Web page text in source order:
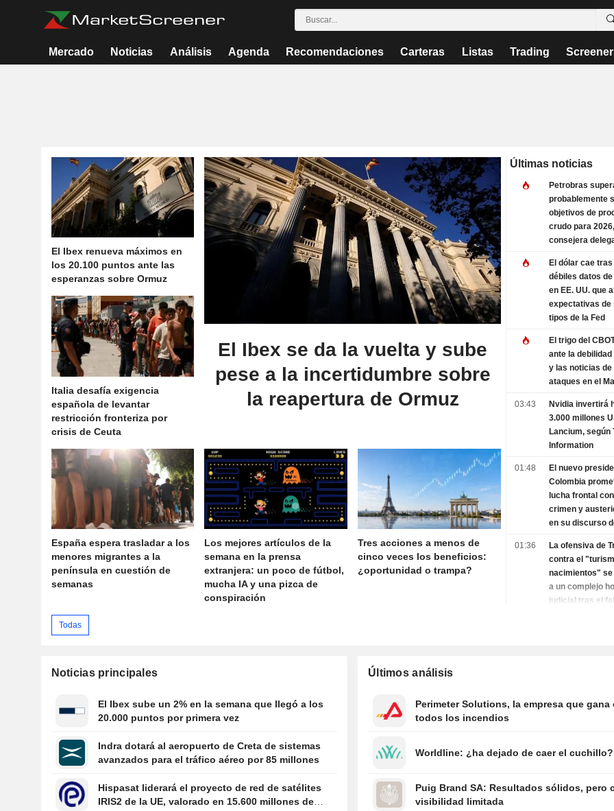
Mercado Noticias Análisis Agenda Recomendaciones Carteras Listas Trading
El Ibex renueva máximos en
los 20.100 puntos ante las
esperanzas sobre Ormuz
Italia desafía exigencia
española de levantar
restricción fronteriza por
crisis de Ceuta
El Ibex se da la vuelta y sube
pese a la incertidumbre sobre
la reapertura de Ormuz
España espera trasladar a los
menores migrantes a la
península en cuestión de
semanas
Los mejores artículos de la
semana en la prensa
extranjera: un poco de fútbol,
mucha IA y una pizca de
conspiración
Tres acciones a menos de
cinco veces los beneficios:
¿oportunidad o trampa?
Últimas noticias
Petrobras
probablemente
objetivos de
crudo para
consejera
El dólar cae tras
débiles datos
en EE. UU. que
expectativas de
tipos de la Fed
El trigo del
ante la
y las noticias de
ataques en el
03:43
Nvidia invertirá
3.000 millones
Lancium, según
Information
01:48
El nuevo
Colombia
lucha frontal
crimen y
en su discurso
01:36
La ofensiva de
contra el
nacimientos"
a un complejo
judicial tras el
permanecerá
00:04
United Utilities
Todas
Noticias principales
El Ibex sube un 2% en la semana que llegó a los
20.000 puntos por primera vez
Indra dotará al aeropuerto de Creta de sistemas
avanzados para el tráfico aéreo por 85 millones
Hispasat liderará el proyecto de red de satélites
IRIS2 de la UE, valorado en 15.600 millones de
Últimos análisis
Perimeter Solutions, la empresa que gana
todos los incendios
Worldline: ¿ha dejado de caer el cuchillo?
Puig Brand SA: Resultados sólidos, pero
visibilidad limitada